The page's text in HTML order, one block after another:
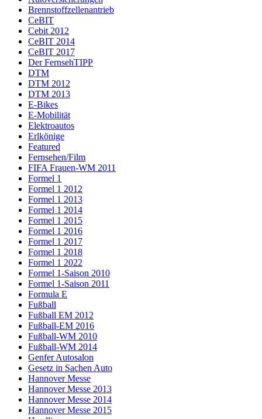
Brennstoffzellenantrieb
CeBIT
Cebit 2012
CeBIT 2014
CeBIT 2017
Der FernsehTIPP
DTM
DTM 2012
DTM 2013
E-Bikes
E-Mobilität
Elektroautos
Erlkönige
Featured
Fernsehen/Film
FIFA Frauen-WM 2011
Formel 1
Formel 1 2012
Formel 1 2013
Formel 1 2014
Formel 1 2015
Formel 1 2016
Formel 1 2017
Formel 1 2018
Formel 1 2022
Formel 1-Saison 2010
Formel 1-Saison 2011
Formula E
Fußball
Fußball EM 2012
Fußball-EM 2016
Fußball-WM 2010
Fußball-WM 2014
Genfer Autosalon
Gesetz in Sachen Auto
Hannover Messe
Hannover Messe 2013
Hannover Messe 2014
Hannover Messe 2015